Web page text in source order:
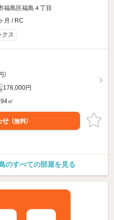
福島区福島４丁目
月 / RC
クス
176,000円
㎡
せ （無料）
のすべての部屋を見る